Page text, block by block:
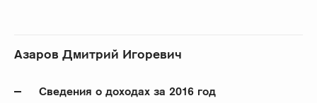
Азаров Дмитрий Игоревич
Сведения о доходах за 2016 год